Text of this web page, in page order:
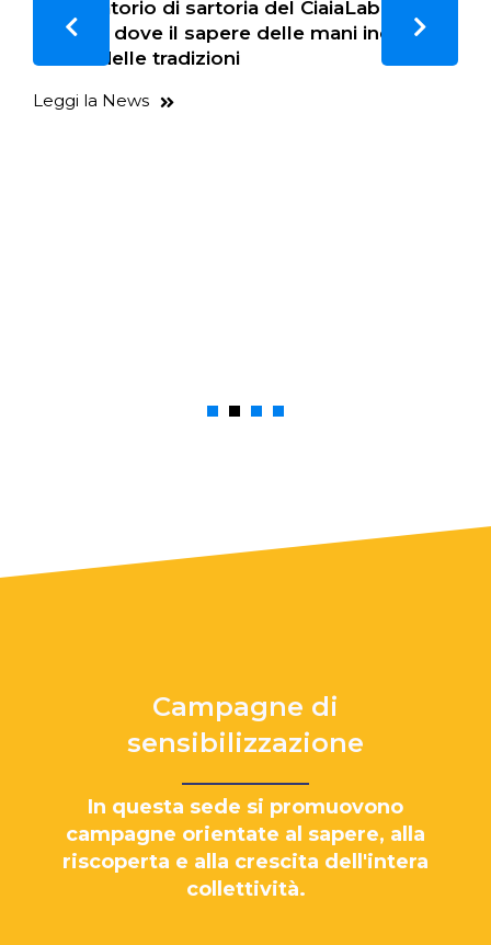
Il laboratorio di sartoria del CiaiaLab
Fasano: dove il sapere delle mani incontra il
futuro delle tradizioni
Leggi la News
Coprogettazione Punti cardinali con il
Comune di Fasano: al via con il primo
evento
Leggi la News
Campagne di
sensibilizzazione
In questa sede si promuovono
campagne orientate al sapere, alla
riscoperta e alla crescita dell'intera
collettività.